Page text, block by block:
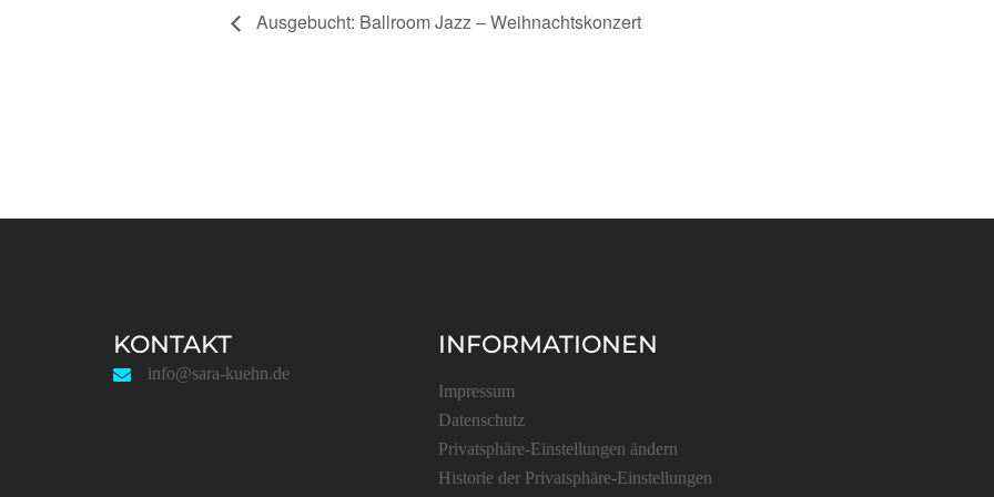
Ausgebucht: Ballroom Jazz – Weihnachtskonzert
KONTAKT
info@sara-kuehn.de
INFORMATIONEN
Impressum
Datenschutz
Privatsphäre-Einstellungen ändern
Historie der Privatsphäre-Einstellungen